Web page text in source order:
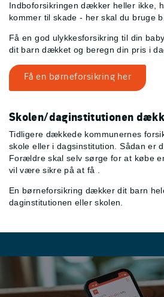
Indboforsikringen dækker heller ikke,
kommer til skade - her skal du bruge
Få en god ulykkesforsikring til din
dit barn dækket og beregn din pris i
Få en børneforsikring her
Skolen/daginstitutionen
Tidligere dækkede kommunernes
skole eller i dagsinstitution. Sådan er
Forældre skal selv sørge for at købe
vil være sikre på at få
En børneforsikring dækker dit barn
daginstitutionen eller skolen.